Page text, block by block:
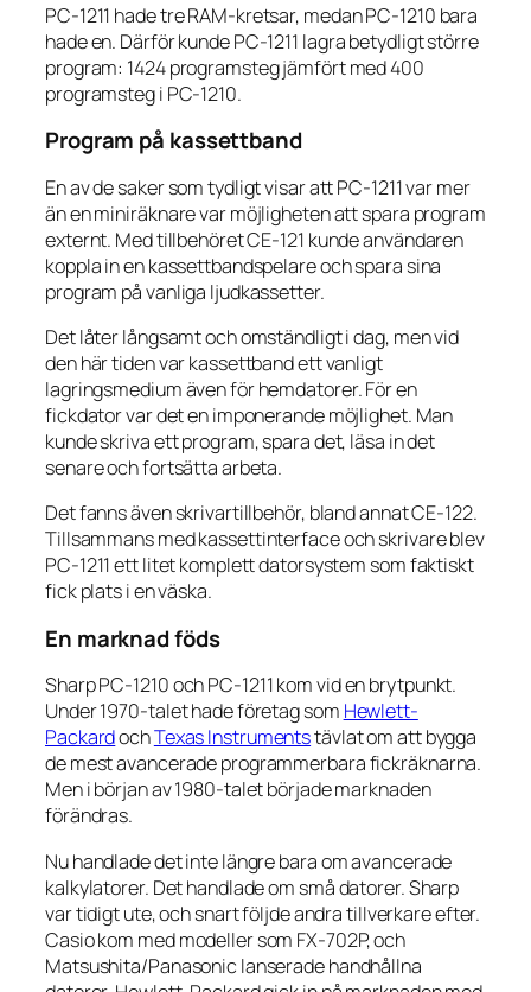
PC-1211 hade tre RAM-kretsar, medan PC-1210 bara
hade en. Därför kunde PC-1211 lagra betydligt större
program: 1424 programsteg jämfört med 400
programsteg i PC-1210.
Program på kassettband
En av de saker som tydligt visar att PC-1211 var mer
än en miniräknare var möjligheten att spara program
externt. Med tillbehöret CE-121 kunde användaren
koppla in en kassettbandspelare och spara sina
program på vanliga ljudkassetter.
Det låter långsamt och omständligt i dag, men vid
den här tiden var kassettband ett vanligt
lagringsmedium även för hemdatorer. För en
fickdator var det en imponerande möjlighet. Man
kunde skriva ett program, spara det, läsa in det
senare och fortsätta arbeta.
Det fanns även skrivartillbehör, bland annat CE-122.
Tillsammans med kassettinterface och skrivare blev
PC-1211 ett litet komplett datorsystem som faktiskt
fick plats i en väska.
En marknad föds
Sharp PC-1210 och PC-1211 kom vid en brytpunkt.
Under 1970-talet hade företag som Hewlett-
PackardochTexas Instrumentstävlat om att bygga
de mest avancerade programmerbara fickräknarna.
Men i början av 1980-talet började marknaden
förändras.
Nu handlade det inte längre bara om avancerade
kalkylatorer. Det handlade om små datorer. Sharp
var tidigt ute, och snart följde andra tillverkare efter.
Casio kom med modeller som FX-702P, och
Matsushita/Panasonic lanserade handhållna